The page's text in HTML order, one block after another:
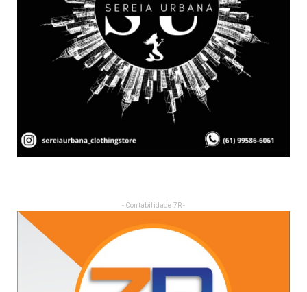
- Contabilidade 7R -